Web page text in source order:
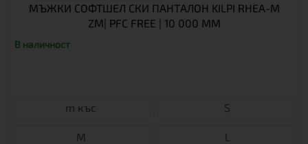
МЪЖКИ СОФТШЕЛ СКИ ПАНТАЛОН KILPI RHEA-M
ZM| PFC FREE | 10 000 ММ
В наличност
m къс S
М L